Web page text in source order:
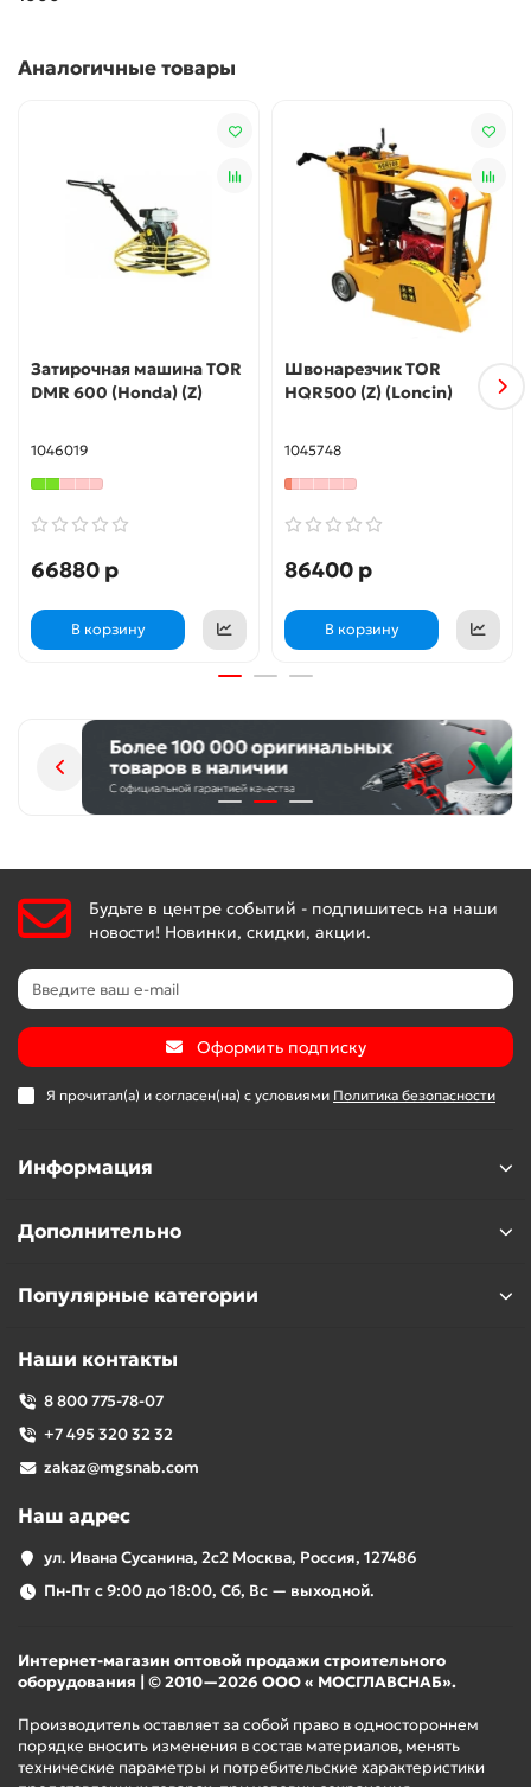
Аналогичные товары
Затирочная машина TOR
DMR 600 (Honda) (Z)
1046019
66880 р
В корзину
Швонарезчик TOR
HQR500 (Z) (Loncin)
1045748
86400 р
В корзину
Будьте в центре событий - подпишитесь на наши
новости! Новинки, скидки, акции.
Оформить подписку
Я прочитал(а) и согласен(на) с условиями Политика безопасности
Информация
Дополнительно
Популярные категории
Наши контакты
8 800 775-78-07
+7 495 320 32 32
zakaz@mgsnab.com
Наш адрес
ул. Ивана Сусанина, 2с2 Москва, Россия, 127486
Пн-Пт с 9:00 до 18:00, Сб, Вс — выходной.
Интернет-магазин оптовой продажи строительного
оборудования | © 2010—2026 ООО « МОСГЛАВСНАБ».
Производитель оставляет за собой право в одностороннем
порядке вносить изменения в состав материалов, менять
технические параметры и потребительские характеристики